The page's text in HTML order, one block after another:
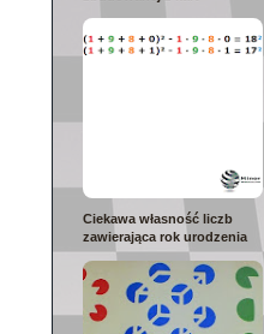
Ciekawa własność liczb
zawierająca rok urodzenia